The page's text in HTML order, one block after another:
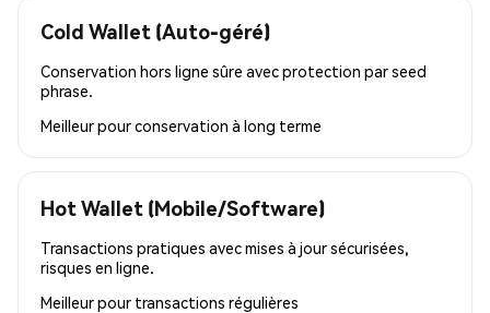
Cold Wallet (Auto-géré)
Conservation hors ligne sûre avec protection par seed
phrase.
Meilleur pourconservation à long terme
Hot Wallet (Mobile/Software)
Transactions pratiques avec mises à jour sécurisées,
risques en ligne.
Meilleur pour transactions régulières